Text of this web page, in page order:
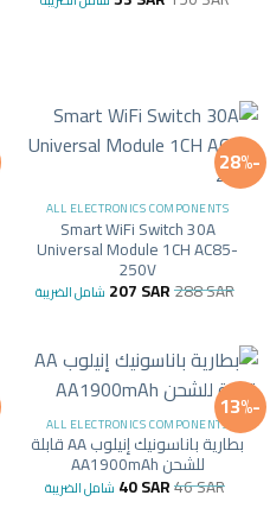
-28%
ALL ELECTRONICS COMPONENTS
Smart WiFi Switch 30A
Universal Module 1CH AC85-
250V
288SAR
207SAR شامل الضريبة
-13%
ALL ELECTRONICS COMPONENTS
بطارية باناسونيك إنيلوب AA قابلة
للشحن AA1900mAh
46SAR
40SAR شامل الضريبة